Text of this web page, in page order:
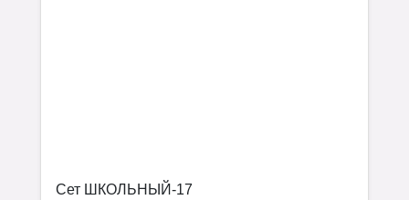
Сет ШКОЛЬНЫЙ-17